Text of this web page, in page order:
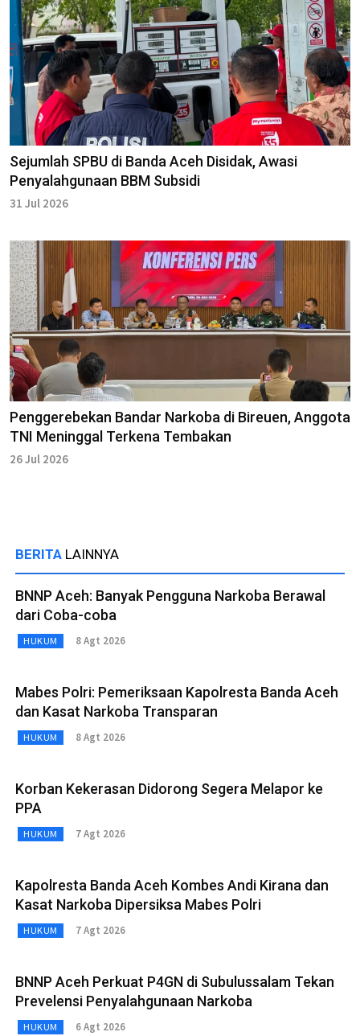
Sejumlah SPBU di Banda Aceh Disidak, Awasi
Penyalahgunaan BBM Subsidi
31 Jul 2026
Penggerebekan Bandar Narkoba di Bireuen, Anggota
TNI Meninggal Terkena Tembakan
26 Jul 2026
BERITA LAINNYA
BNNP Aceh: Banyak Pengguna Narkoba Berawal
dari Coba-coba
HUKUM 8 Agt 2026
Mabes Polri: Pemeriksaan Kapolresta Banda Aceh
dan Kasat Narkoba Transparan
HUKUM 8 Agt 2026
Korban Kekerasan Didorong Segera Melapor ke
PPA
HUKUM 7 Agt 2026
Kapolresta Banda Aceh Kombes Andi Kirana dan
Kasat Narkoba Dipersiksa Mabes Polri
HUKUM 7 Agt 2026
BNNP Aceh Perkuat P4GN di Subulussalam Tekan
Prevelensi Penyalahgunaan Narkoba
HUKUM 6 Agt 2026